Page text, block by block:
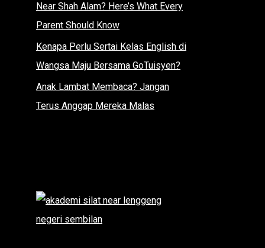
Near Shah Alam? Here’s What Every
Parent Should Know
Kenapa Perlu Sertai Kelas English di
Wangsa Maju Bersama GoTuisyen?
Anak Lambat Membaca? Jangan
Terus Anggap Mereka Malas